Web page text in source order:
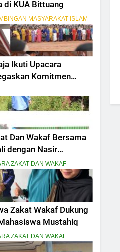
di KUA Bittuang
MASYARAKAT ISLAM
Ikuti Upacara
Komitmen
untuk Semua
Dan Wakaf Bersama
dengan Nasir
Lokasi Tanah
Bakti Pali Dalam
secara fisik
ZAKAT DAN WAKAF
Zakat Wakaf Dukung
Mustahiq
ZAKAT DAN WAKAF